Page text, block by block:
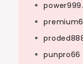
punpro66